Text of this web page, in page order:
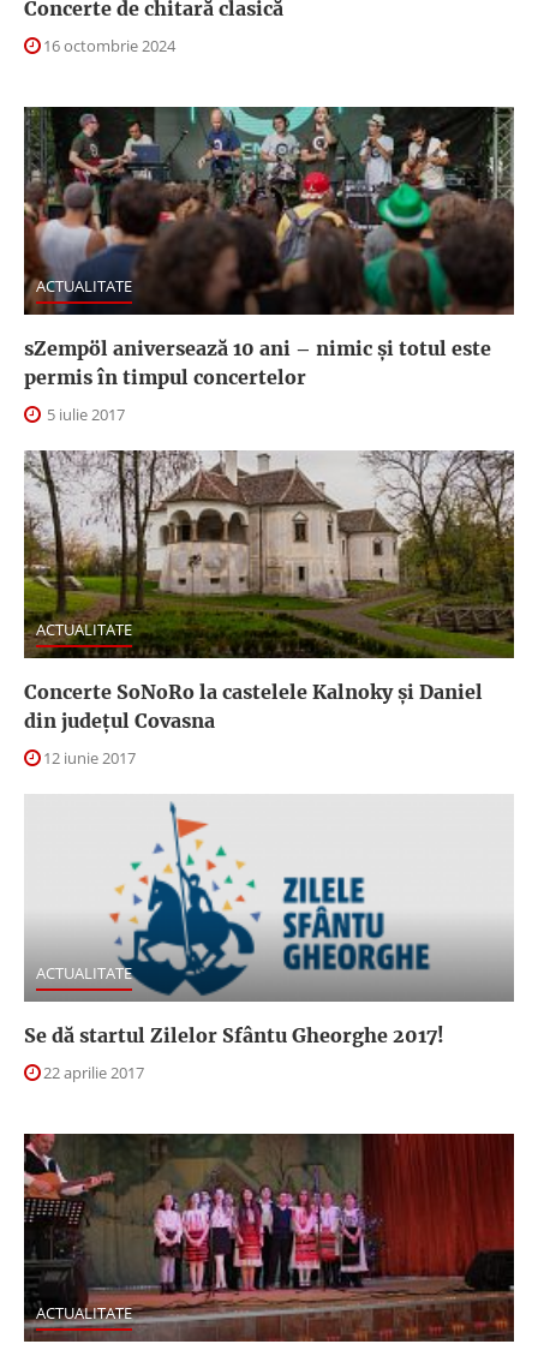
Concerte de chitară clasică
16 octombrie 2024
ACTUALITATE
sZempöl aniversează 10 ani – nimic și totul este
permis în timpul concertelor
5 iulie 2017
ACTUALITATE
Concerte SoNoRo la castelele Kalnoky şi Daniel
din judeţul Covasna
12 iunie 2017
ACTUALITATE
Se dă startul Zilelor Sfântu Gheorghe 2017!
22 aprilie 2017
ACTUALITATE